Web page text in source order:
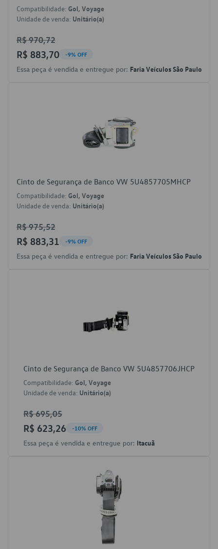
Compatibilidade: Gol, Voyage
Unidade de venda: Unitário(a)
R$ 970,72
R$ 883,70 -9% OFF
Essa peça é vendida e entregue por: Faria Veículos São Paulo
Cinto de Segurança de Banco VW 5U4857705MHCP
Compatibilidade: Gol, Voyage
Unidade de venda: Unitário(a)
R$ 975,52
R$ 883,31 -9% OFF
Essa peça é vendida e entregue por: Faria Veículos São Paulo
Cinto de Segurança de Banco VW 5U4857706JHCP
Compatibilidade: Gol, Voyage
Unidade de venda: Unitário(a)
R$ 695,05
R$ 623,26 -10% OFF
Essa peça é vendida e entregue por: Itacuã